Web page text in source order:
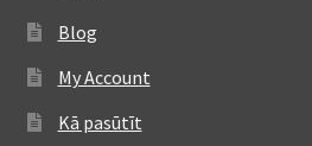
Blog
My Account
Kā pasūtīt